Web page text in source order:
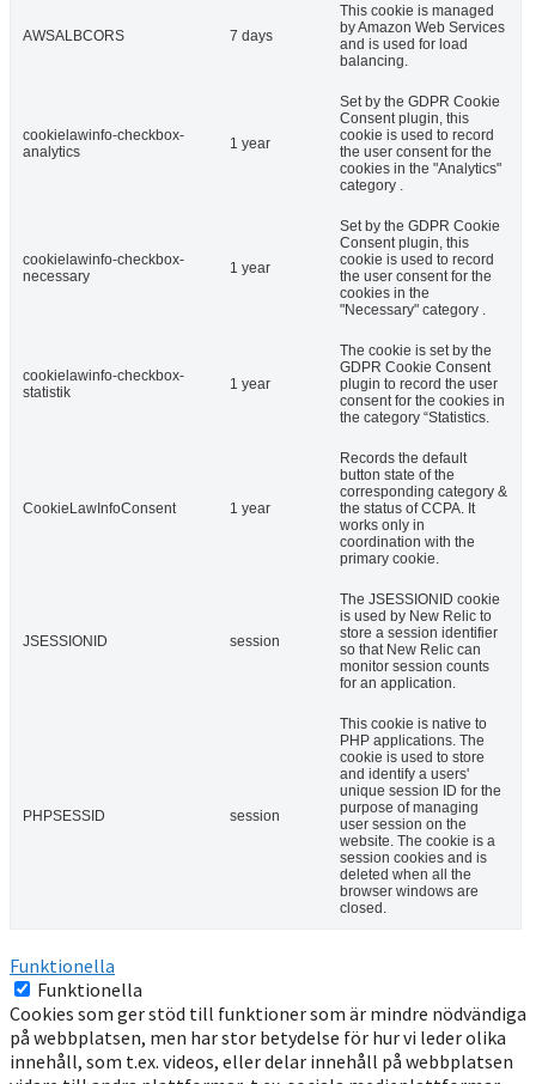
AWSALBCORS 7 days
This cookie is managed
by Amazon Web Services
and is used for load
balancing.
cookielawinfo-checkbox-
analytics
1 year
Set by the GDPR Cookie
Consent plugin, this
cookie is used to record
the user consent for the
cookies in the "Analytics"
category .
cookielawinfo-checkbox-
necessary
1 year
Set by the GDPR Cookie
Consent plugin, this
cookie is used to record
the user consent for the
cookies in the
"Necessary" category .
cookielawinfo-checkbox-
statistik
1 year
The cookie is set by the
GDPR Cookie Consent
plugin to record the user
consent for the cookies in
the category “Statistics.
CookieLawInfoConsent 1 year
Records the default
button state of the
corresponding category &
the status of CCPA. It
works only in
coordination with the
primary cookie.
JSESSIONID session
The JSESSIONID cookie
is used by New Relic to
store a session identifier
so that New Relic can
monitor session counts
for an application.
PHPSESSID session
This cookie is native to
PHP applications. The
cookie is used to store
and identify a users'
unique session ID for the
purpose of managing
user session on the
website. The cookie is a
session cookies and is
deleted when all the
browser windows are
closed.
Funktionella
Funktionella
Cookies som ger stöd till funktioner som är mindre nödvändiga
på webbplatsen, men har stor betydelse för hur vi leder olika
innehåll, som t.ex. videos, eller delar innehåll på webbplatsen